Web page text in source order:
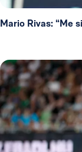
Mario Rivas: “Me